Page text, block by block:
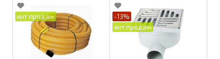
гидрозатвор, арт. 02163
-13%